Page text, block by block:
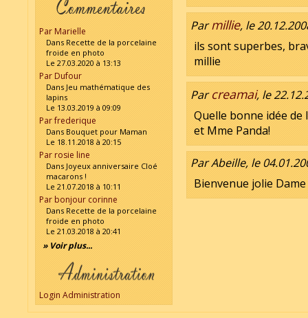
Par Marielle
Dans Recette de la porcelaine
froide en photo
Le 27.03.2020 à 13:13
Par Dufour
Dans Jeu mathématique des
lapins
Le 13.03.2019 à 09:09
Par frederique
Dans Bouquet pour Maman
Le 18.11.2018 à 20:15
Par rosie line
Dans Joyeux anniversaire Cloé
macarons !
Le 21.07.2018 à 10:11
Par bonjour corinne
Dans Recette de la porcelaine
froide en photo
Le 21.03.2018 à 20:41
» Voir plus...
Login Administration
Parmillie, le
ils sont superbes,
millie
Parcreamai, le
Quelle bonne idée de
et Mme Panda!
Par Abeille, le
Bienvenue jolie Dame